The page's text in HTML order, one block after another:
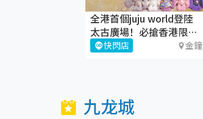
全港首個juju world登陸
太古廣場！必搶香港限定
juju盲盒
快閃店 金鐘
九龙城